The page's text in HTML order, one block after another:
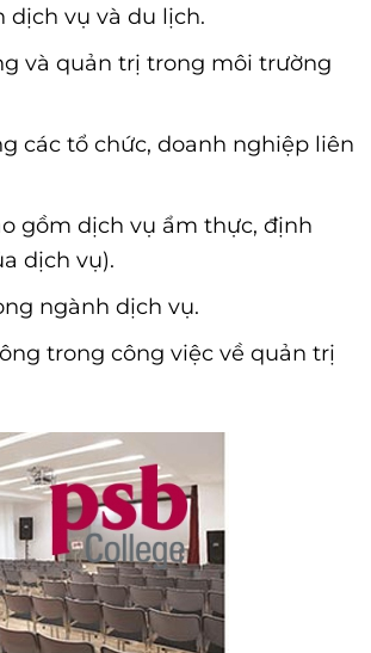
dịch vụ và du lịch.
và quản trị trong môi trường
các tổ chức, doanh nghiệp liên
gồm dịch vụ ẩm thực, định
dịch vụ).
ngành dịch vụ.
trong công việc về quản trị